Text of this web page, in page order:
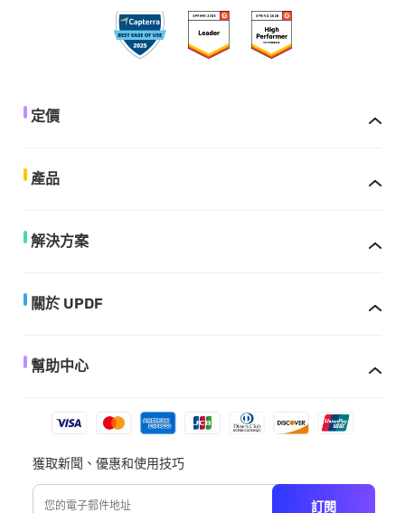
定價
產品
解決方案
關於 UPDF
幫助中心
獲取新聞、優惠和使用技巧
訂閱